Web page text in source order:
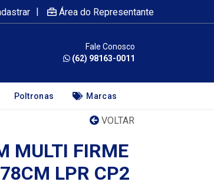
| Área do Representante
Fale Conosco
(62) 98163-0011
Poltronas Marcas
VOLTAR
MULTI FIRME
LPR CP2